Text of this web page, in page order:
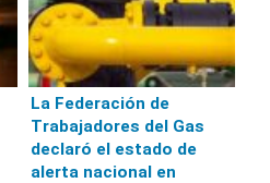
La Federación de
Trabajadores del Gas
declaró el estado de
alerta nacional en